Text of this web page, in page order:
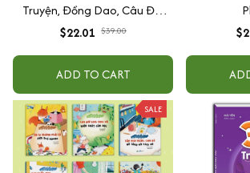
Truyện, Đồng Dao, Câu Đố,
Tập Nói Tập Đọc Cho Bé 0-6
$22.01 $39.00
ADD TO CART
SALE